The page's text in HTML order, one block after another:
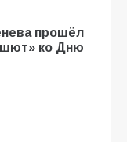
прошёл
ко Дню